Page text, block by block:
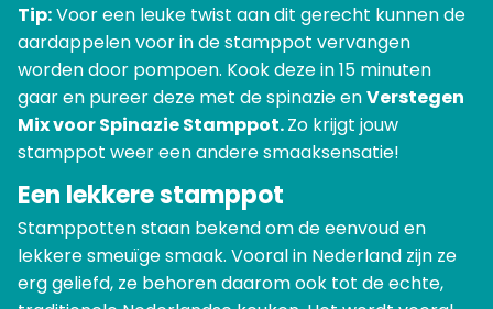
Tip:Voor een leuke twist aan dit gerecht kunnen de
aardappelen voor in de stamppot vervangen
worden door pompoen. Kook deze in 15 minuten
gaar en pureer deze met de spinazie enVerstegen
Mix voor Spinazie Stamppot.Zo krijgt jouw
stamppot weer een andere smaaksensatie!
Een lekkere stamppot
Stamppotten staan bekend om de eenvoud en
lekkere smeuïge smaak. Vooral in Nederland zijn ze
erg geliefd, ze behoren daarom ook tot de echte,